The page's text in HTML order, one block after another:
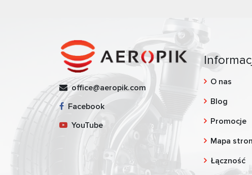
office@aeropik.com
Facebook
YouTube
O nas
Blog
Promocje
Mapa
Łączność